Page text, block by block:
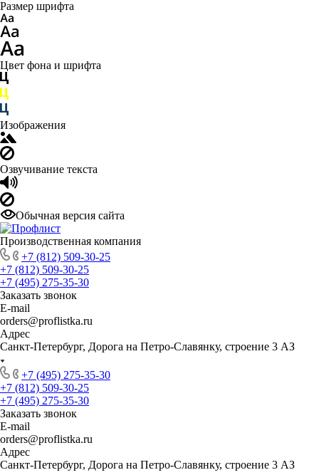
Размер шрифта
Цвет фона и шрифта
Изображения
Озвучивание текста
Обычная версия сайта
Производственная компания
+7 (812) 509-30-25
+7 (812) 509-30-25
+7 (495) 275-35-30
Заказать звонок
E-mail
orders@proflistka.ru
Адрес
Санкт-Петербург, Дорога на Петро-Славянку, строение 3 АЗ
+7 (495) 275-35-30
+7 (812) 509-30-25
+7 (495) 275-35-30
Заказать звонок
E-mail
orders@proflistka.ru
Адрес
Санкт-Петербург, Дорога на Петро-Славянку, строение 3 АЗ